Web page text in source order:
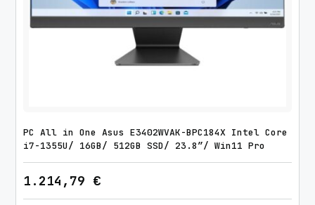
PC All in One Asus E3402WVAK-BPC184X Intel Core
i7-1355U/ 16GB/ 512GB SSD/ 23.8″/ Win11 Pro
1.214,79 €